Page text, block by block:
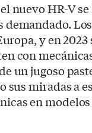
nuevo HR-V
demandado.
y en 2023
con
un jugoso
sus miradas a
en